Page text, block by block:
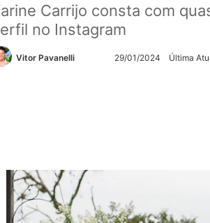
Carrijo consta com
no Instagram
Vitor Pavanelli
Mande29/01/2024 Última